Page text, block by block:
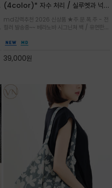
(4color)* 자수 처리 / 실루엣과 넉넉
셜 숄더백
md강력추천 2026 신상품 ★주.문.폭.주 - 전
컬러 발송중~~ 베라노바 시그닌쳐 백 / 유연한
설계로 어깨의 피로도를 낮춰 편안한 착용/가볍
리 숄더백
39,000원